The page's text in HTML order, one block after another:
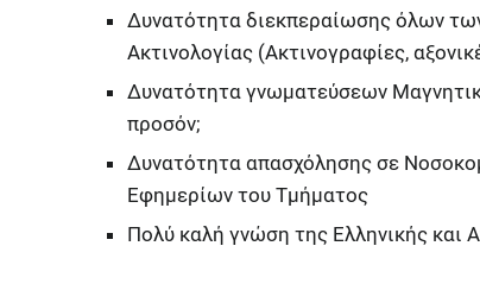
Δυνατότητα διεκπεραίωσης όλων
Ακτινολογίας (Ακτινογραφίες,
Δυνατότητα γνωματεύσεων
προσόν;
Δυνατότητα απασχόλησης σε
Εφημερίων του Τμήματος
Πολύ καλή γνώση της Ελληνικής και